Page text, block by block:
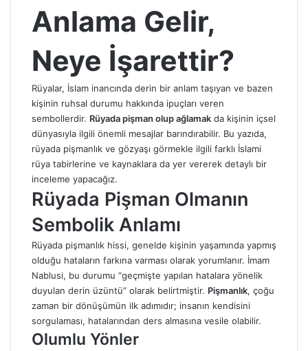
Anlama Gelir,
Neye İşarettir?
Rüyalar, İslam inancında derin bir anlam taşıyan ve bazen
kişinin ruhsal durumu hakkında ipuçları veren
sembollerdir. Rüyada pişman olup ağlamak da kişinin içsel
dünyasıyla ilgili önemli mesajlar barındırabilir. Bu yazıda,
rüyada pişmanlık ve gözyaşı görmekle ilgili farklı İslami
rüya tabirlerine ve kaynaklara da yer vererek detaylı bir
inceleme yapacağız.
Rüyada Pişman Olmanın
Sembolik Anlamı
Rüyada pişmanlık hissi, genelde kişinin yaşamında yapmış
olduğu hataların farkına varması olarak yorumlanır. İmam
Nablusi, bu durumu “geçmişte yapılan hatalara yönelik
duyulan derin üzüntü” olarak belirtmiştir. Pişmanlık, çoğu
zaman bir dönüşümün ilk adımıdır; insanın kendisini
sorgulaması, hatalarından ders almasına vesile olabilir.
Olumlu Yönler